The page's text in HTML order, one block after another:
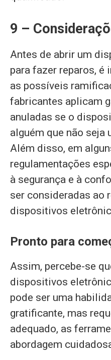
9 –
Antes de abrir um
para fazer reparos,
as possíveis
fabricantes aplicam
anuladas se o
alguém que não seja
Além disso, em
regulamentações
à segurança e à
ser consideradas ao
dispositivos
Pronto para
Assim, percebe-se
dispositivos
pode ser uma
gratificante, mas
adequado, as
abordagem